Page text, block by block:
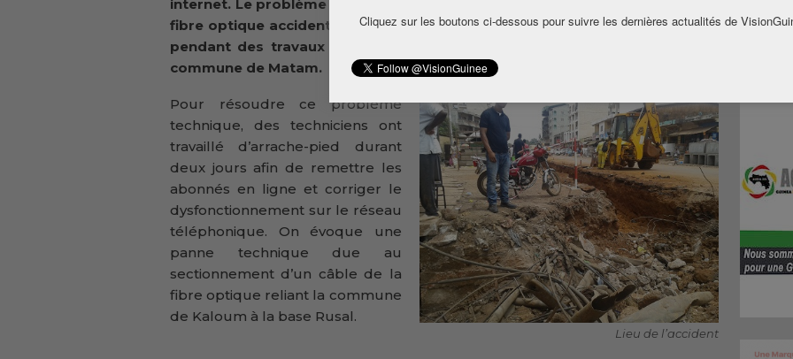
internet. Le problème est dû, selon les responsables de la compagnie à une
fibre optique accidentellement coupée par des employés de la société OAS
pendant des travaux sur le tronçon Madina-Carrefour Constantin dans la
commune de Matam.
Lieu de l’accident
Pour résoudre ce problème
technique, des techniciens ont
travaillé d’arrache-pied durant
deux jours afin de remettre les
abonnés en ligne et corriger le
dysfonctionnement sur le réseau
téléphonique. On évoque une
panne technique due au
sectionnement d’un câble de la
fibre optique reliant la commune
de Kaloum à la base Rusal.
Cliquez sur les boutons ci-dessous pour suivre les dernières actualités de